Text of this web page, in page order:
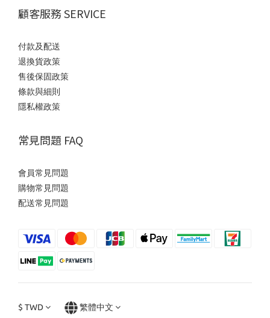
顧客服務 SERVICE
付款及配送
退換貨政策
售後保固政策
條款與細則
隱私權政策
常見問題 FAQ
會員常見問題
購物常見問題
配送常見問題
$ TWD 繁體中文